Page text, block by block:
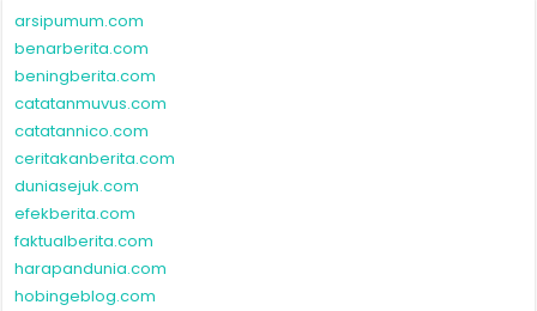
arsipumum.com
benarberita.com
beningberita.com
catatanmuvus.com
catatannico.com
ceritakanberita.com
duniasejuk.com
efekberita.com
faktualberita.com
harapandunia.com
hobingeblog.com